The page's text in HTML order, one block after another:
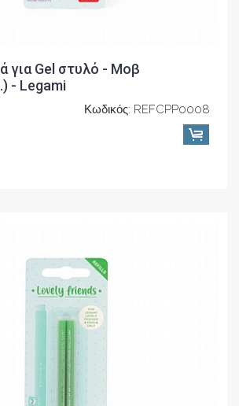
για Gel στυλό - Μοβ
- Legami
Κωδικός: REFCPP0008